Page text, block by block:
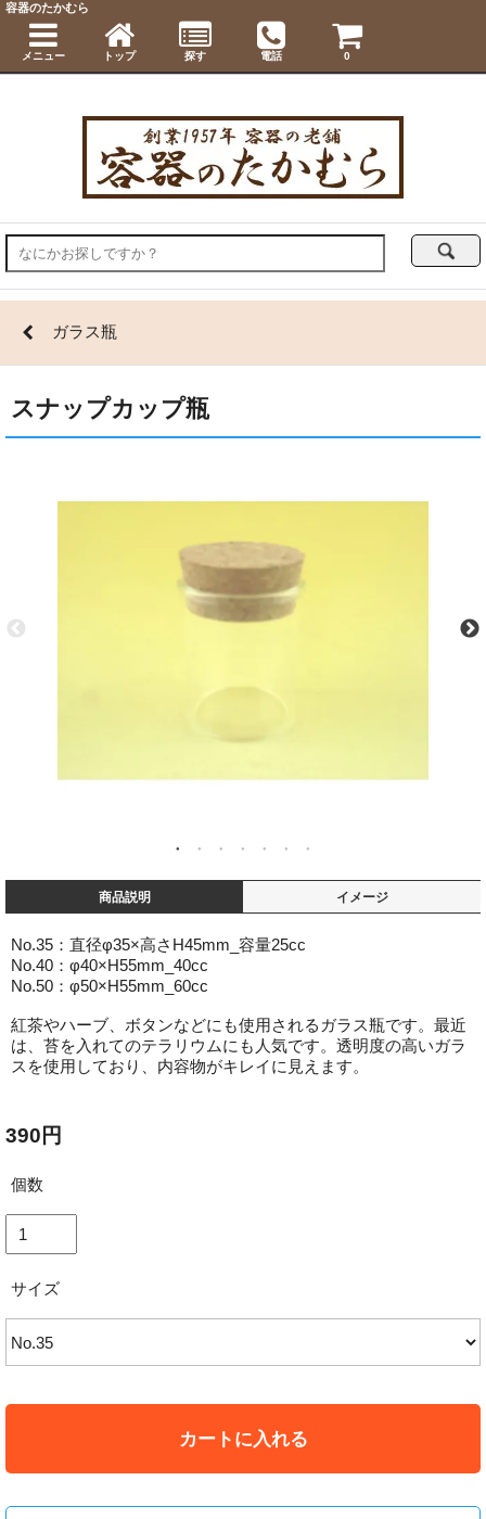
ガラス瓶
スナップカップ瓶
商品説明 イメージ
No.35：直径φ35×高さH45mm_容量25cc
No.40：φ40×H55mm_40cc
No.50：φ50×H55mm_60cc
紅茶やハーブ、ボタンなどにも使用されるガラス瓶です。最近
は、苔を入れてのテラリウムにも人気です。透明度の高いガラ
スを使用しており、内容物がキレイに見えます。
390円
個数
サイズ
カートに入れる
容器のたかむら
メニュー トップ 探す 電話 0